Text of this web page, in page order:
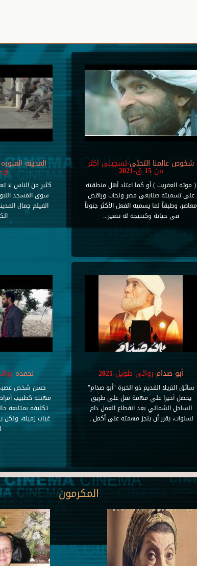
المدينه المنوره
ق-
كثير من الناس لا
سوى المسجد
الفيلم جمال
شخوص عالمنا التحتى-تسجيلى اكثر
من 15 ق-2021
( موته العفريت ) أو كما اعتاد أهل منطقته
على تسميته صنايعى مصر ونحات وراقص
معاصر، وطبقاً لما يسميه الفعل الأكثر جنوناً
فى حياته وكنتيجه له تتغير...
نحمده-
حسن شخص عصبي
مهنته كطبيب
تكليفه بمتابعه
غياب زميله، ولكن
أبو صدام-روائى طويل-2021
سائق التريلا القديم ذو الخبرة "أبو صدام"
يحصل أخيرا علي مهمة نقل على طريق
الساحل الشمالي بعد انقطاع العمل دام
لسنوات، يقرر أن ينجز مهمته على أكمل...
المكرمون